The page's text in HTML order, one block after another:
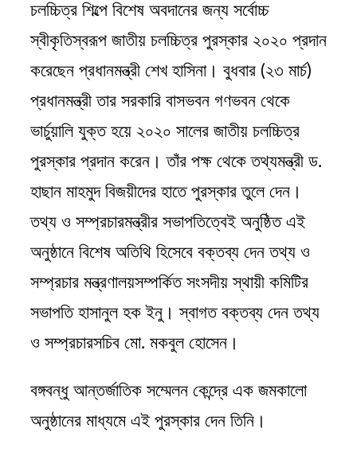
চলচ্চিত্র শিল্পে বিশেষ অবদানের জন্য সর্বোচ্চ
স্বীকৃতিস্বরূপ জাতীয় চলচ্চিত্র পুরস্কার ২০২০ প্রদান
করেছেন প্রধানমন্ত্রী শেখ হাসিনা। বুধবার (২৩ মার্চ)
প্রধানমন্ত্রী তার সরকারি বাসভবন গণভবন থেকে
ভার্চুয়ালি যুক্ত হয়ে ২০২০ সালের জাতীয় চলচ্চিত্র
পুরস্কার প্রদান করেন। তাঁর পক্ষ থেকে তথ্যমন্ত্রী ড.
হাছান মাহমুদ বিজয়ীদের হাতে পুরস্কার তুলে দেন।
তথ্য ও সম্প্রচারমন্ত্রীর সভাপতিত্বেই অনুষ্ঠিত এই
অনুষ্ঠানে বিশেষ অতিথি হিসেবে বক্তব্য দেন তথ্য ও
সম্প্রচার মন্ত্রণালয়সম্পর্কিত সংসদীয় স্থায়ী কমিটির
সভাপতি হাসানুল হক ইনু। স্বাগত বক্তব্য দেন তথ্য
ও সম্প্রচারসচিব মো. মকবুল হোসেন।
বঙ্গবন্ধু আন্তর্জাতিক সম্মেলন কেন্দ্রে এক জমকালো
অনুষ্ঠানের মাধ্যমে এই পুরস্কার দেন তিনি।